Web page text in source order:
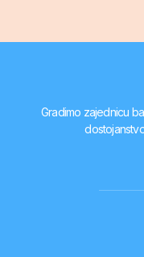
Gradimo zajednicu